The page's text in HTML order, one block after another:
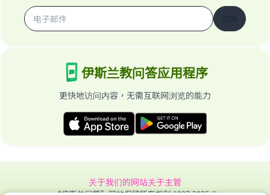
伊斯兰教问答应用程序
更快地访问内容，无需互联网浏览的能力
关于我们的网站关于主管